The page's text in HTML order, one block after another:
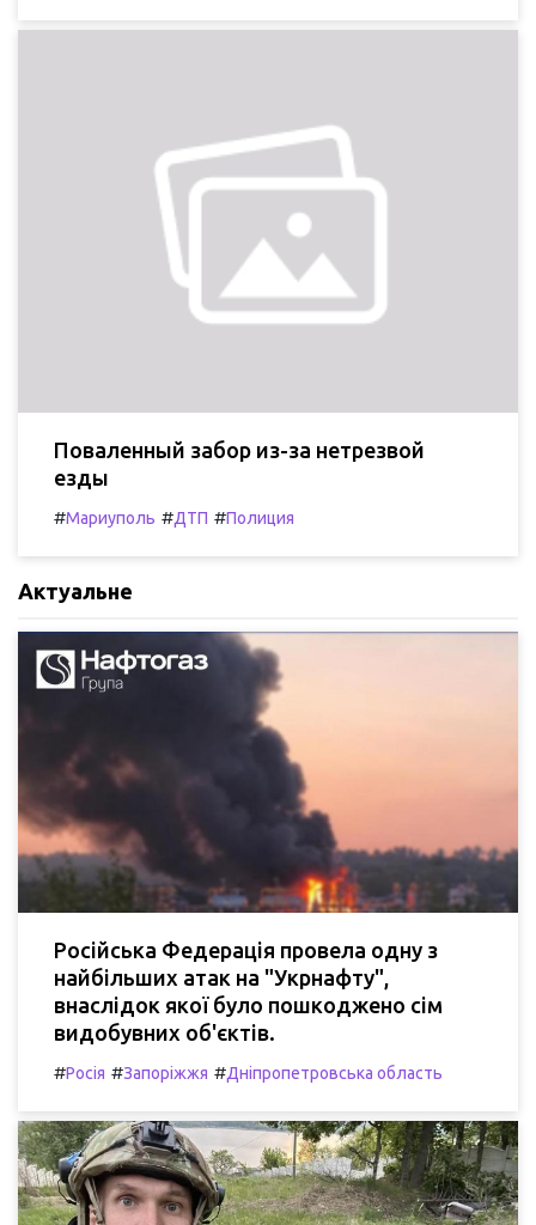
Поваленный забор из-за нетрезвой
езды
#Мариуполь #ДТП #Полиция
Актуальне
Російська Федерація провела одну з
найбільших атак на "Укрнафту",
внаслідок якої було пошкоджено сім
видобувних об'єктів.
#Росія #Запоріжжя #Дніпропетровська область